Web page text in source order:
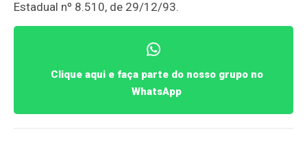
Estadual nº 8.510, de 29/12/93.
Clique aqui e faça parte do nosso grupo no
WhatsApp